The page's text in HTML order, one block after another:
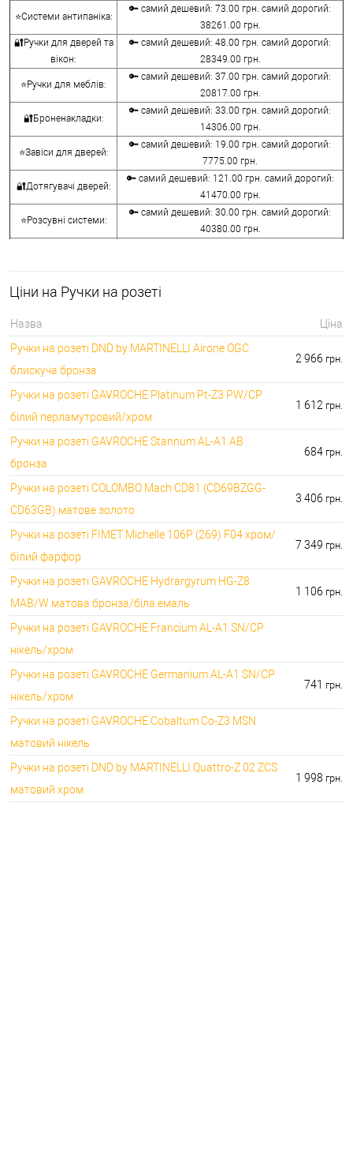
⭐Системи антипаніка:
🔑 самий дешевий: 73.00 грн. самий дорогий:
38261.00 грн.
🔐Ручки для дверей та
вікон:
🔑 самий дешевий: 48.00 грн. самий дорогий:
28349.00 грн.
⭐Ручки для меблів:
🔑 самий дешевий: 37.00 грн. самий дорогий:
20817.00 грн.
🔐Броненакладки:
🔑 самий дешевий: 33.00 грн. самий дорогий:
14306.00 грн.
⭐Завіси для дверей:
🔑 самий дешевий: 19.00 грн. самий дорогий:
7775.00 грн.
🔐Дотягувачі дверей:
🔑 самий дешевий: 121.00 грн. самий дорогий:
41470.00 грн.
⭐Розсувні системи:
🔑 самий дешевий: 30.00 грн. самий дорогий:
40380.00 грн.
⭐Сейфи:
🔐Домофони:
⭐Сигналізація AJAX:
🔑 самий дешевий: грн. самий дорогий: грн.
Ціни на Ручки на розеті
Назва
Ціна
Ручки на розеті DND by MARTINELLI Aironе OGC
блискуча бронза
2 966 грн.
Ручки на розеті GAVROCHE Platinum Pt-Z3 PW/CP
білий перламутровий/хром
1 612 грн.
Ручки на розеті GAVROCHE Stannum AL-A1 AB
бронза
684 грн.
Ручки на розеті COLOMBO Mach CD81 (CD69BZGG-
CD63GB) матове золото
3 406 грн.
Ручки на розеті FIMET Michelle 106P (269) F04 хром/
білий фарфор
7 349 грн.
Ручки на розеті GAVROCHE Hydrargyrum HG-Z8
MAB/W матова бронза/біла емаль
1 106 грн.
Ручки на розеті GAVROCHE Francium AL-A1 SN/CP
нікель/хром
Ручки на розеті GAVROCHE Germanium AL-A1 SN/CP
нікель/хром
741 грн.
Ручки на розеті GAVROCHE Cobaltum Co-Z3 MSN
матовий нікель
Ручки на розеті DND by MARTINELLI Quattro-Z 02 ZCS
матовий хром
1 998 грн.